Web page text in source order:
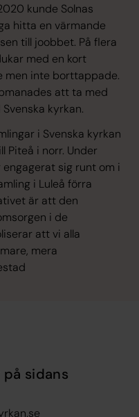
kunde Solnas
hitta en värmande
till joobbet. På flera
med en kort
men inte borttappade.
att ta med
kyrkan.
i Svenska kyrkan
Piteå i norr. Under
sig runt om i
i Luleå förra
är att den
i de
att vi alla
mera
sidans